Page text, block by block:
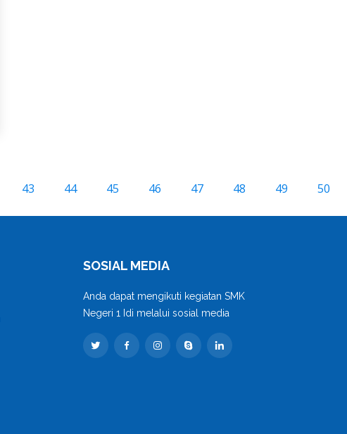
43 44 45 46 47 48 49 50
SOSIAL MEDIA
Anda dapat mengikuti kegiatan SMK
Negeri 1 Idi melalui sosial media